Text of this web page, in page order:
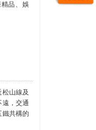
品、娛
山線及
遠，交通
鐵共構的